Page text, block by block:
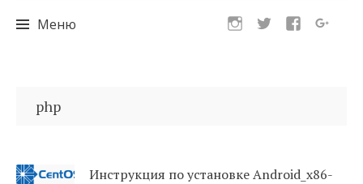
Меню
php
Инструкция по установке Android_x86-